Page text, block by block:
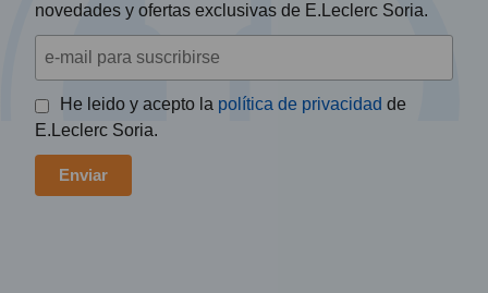
novedades y ofertas exclusivas de E.Leclerc Soria.
He leido y acepto la política de privacidad de
E.Leclerc Soria.